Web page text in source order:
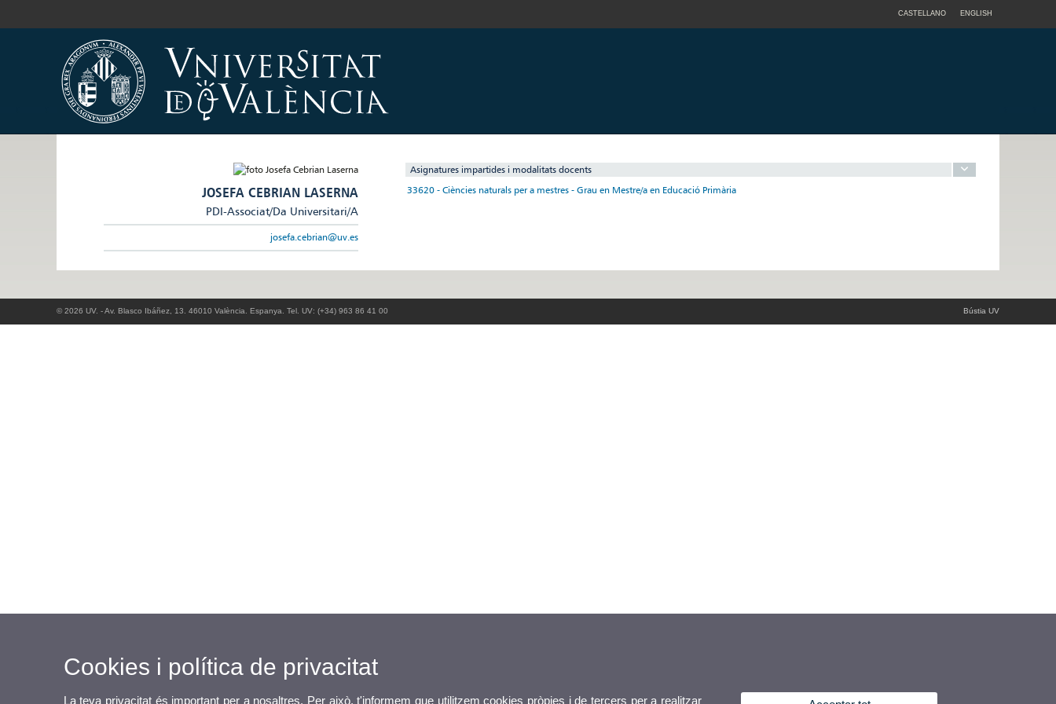
CASTELLANO ENGLISH
JOSEFA CEBRIAN LASERNA
PDI-Associat/Da Universitari/A
josefa.cebrian@uv.es
Asignatures impartides i modalitats docents
33620 - Ciències naturals per a mestres - Grau en Mestre/a en Educació Primària
© 2026 UV. - Av. Blasco Ibáñez, 13. 46010 València. Espanya. Tel. UV: (+34) 963 86 41 00 Bústia UV
Cookies i política de privacitat
La teva privacitat és important per a nosaltres. Per això, t'informem que utilitzem cookies pròpies i de tercers per a realitzar